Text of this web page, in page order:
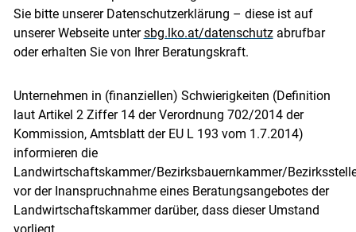
Sie bitte unserer Datenschutzerklärung – diese ist auf
unserer Webseite untersbg.lko.at/datenschutzabrufbar
oder erhalten Sie von Ihrer Beratungskraft.
Unternehmen in (finanziellen) Schwierigkeiten (Definition
laut Artikel 2 Ziffer 14 der Verordnung 702/2014 der
Kommission, Amtsblatt der EU L 193 vom 1.7.2014)
informieren die
Landwirtschaftskammer/Bezirksbauernkammer/
vor der Inanspruchnahme eines Beratungsangebotes der
Landwirtschaftskammer darüber, dass dieser Umstand
vorliegt.